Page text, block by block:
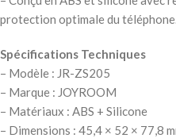
protection optimale du
Spécifications Techniques
– Modèle : JR-ZS205
– Marque : JOYROOM
– Matériaux : ABS + Silicone
– Dimensions : 45,4 × 52 × 77,8